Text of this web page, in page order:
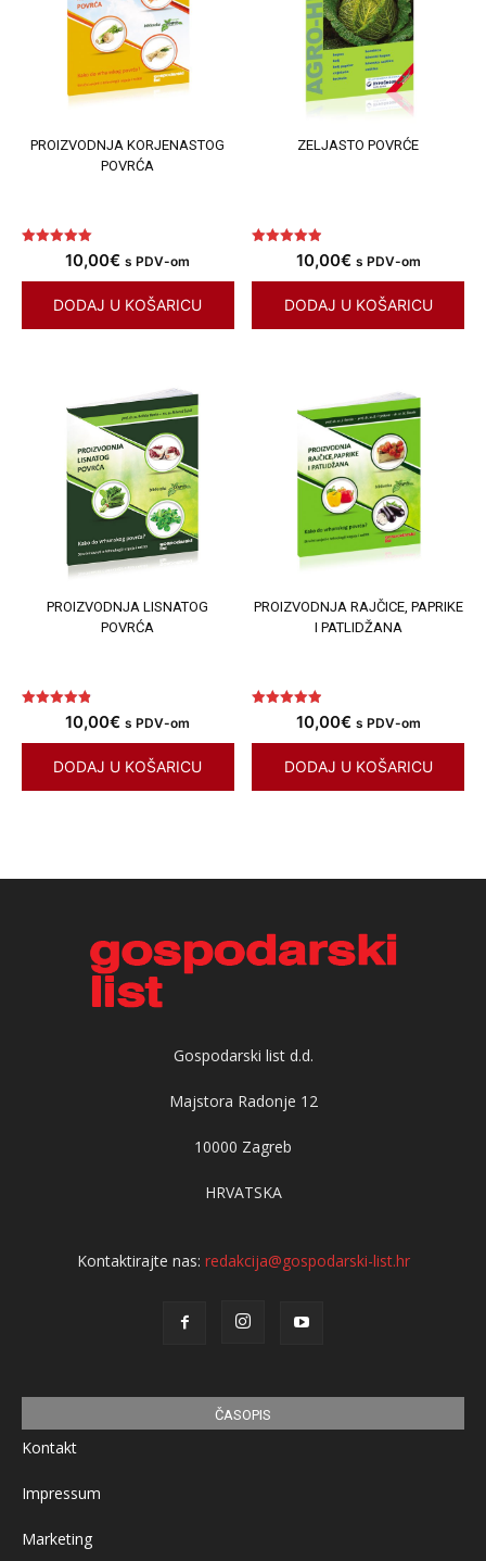
PROIZVODNJA KORJENASTOG
POVRĆA
Ocjenjeno
od 5
10,00€ s PDV-om
DODAJ U KOŠARICU
ZELJASTO POVRĆE
Ocjenjeno
od 5
10,00€ s PDV-om
DODAJ U KOŠARICU
PROIZVODNJA LISNATOG
POVRĆA
Ocjenjeno
od 5
10,00€ s PDV-om
DODAJ U KOŠARICU
PROIZVODNJA RAJČICE, PAPRIKE
I PATLIDŽANA
Ocjenjeno
od 5
10,00€ s PDV-om
DODAJ U KOŠARICU
Gospodarski list d.d.
Majstora Radonje 12
10000 Zagreb
HRVATSKA
Kontaktirajte nas: redakcija@gospodarski-list.hr
ČASOPIS
Kontakt
Impressum
Marketing